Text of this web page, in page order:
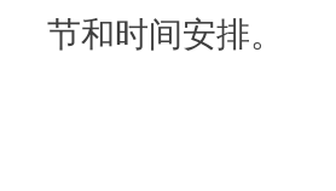
节和时间安排。